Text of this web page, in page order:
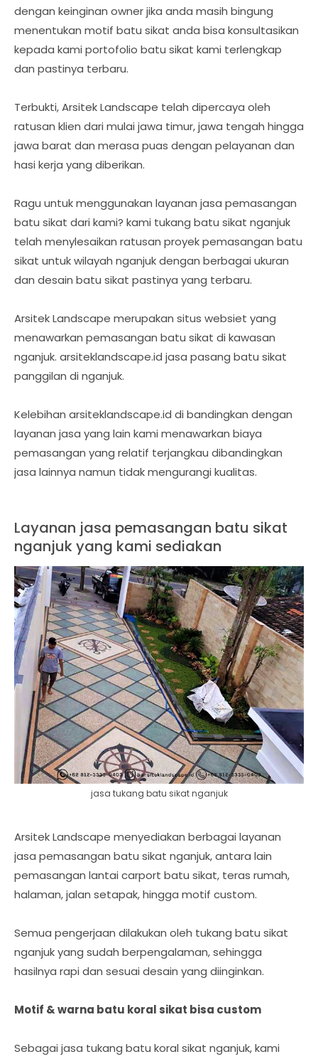
dengan keinginan owner jika anda masih bingung
menentukan motif batu sikat anda bisa konsultasikan
kepada kami portofolio batu sikat kami terlengkap
dan pastinya terbaru.
Terbukti, Arsitek Landscape telah dipercaya oleh
ratusan klien dari mulai jawa timur, jawa tengah hingga
jawa barat dan merasa puas dengan pelayanan dan
hasi kerja yang diberikan.
Ragu untuk menggunakan layanan jasa pemasangan
batu sikat dari kami? kami tukang batu sikat nganjuk
telah menylesaikan ratusan proyek pemasangan batu
sikat untuk wilayah nganjuk dengan berbagai ukuran
dan desain batu sikat pastinya yang terbaru.
Arsitek Landscape merupakan situs websiet yang
menawarkan pemasangan batu sikat di kawasan
nganjuk. arsiteklandscape.id jasa pasang batu sikat
panggilan di nganjuk.
Kelebihan arsiteklandscape.id di bandingkan dengan
layanan jasa yang lain kami menawarkan biaya
pemasangan yang relatif terjangkau dibandingkan
jasa lainnya namun tidak mengurangi kualitas.
Layanan jasa pemasangan batu sikat
nganjuk yang kami sediakan
jasa tukang batu sikat nganjuk
Arsitek Landscape menyediakan berbagai layanan
jasa pemasangan batu sikat nganjuk, antara lain
pemasangan lantai carport batu sikat, teras rumah,
halaman, jalan setapak, hingga motif custom.
Semua pengerjaan dilakukan oleh tukang batu sikat
nganjuk yang sudah berpengalaman, sehingga
hasilnya rapi dan sesuai desain yang diinginkan.
Motif & warna batu koral sikat bisa custom
Sebagai jasa tukang batu koral sikat nganjuk, kami